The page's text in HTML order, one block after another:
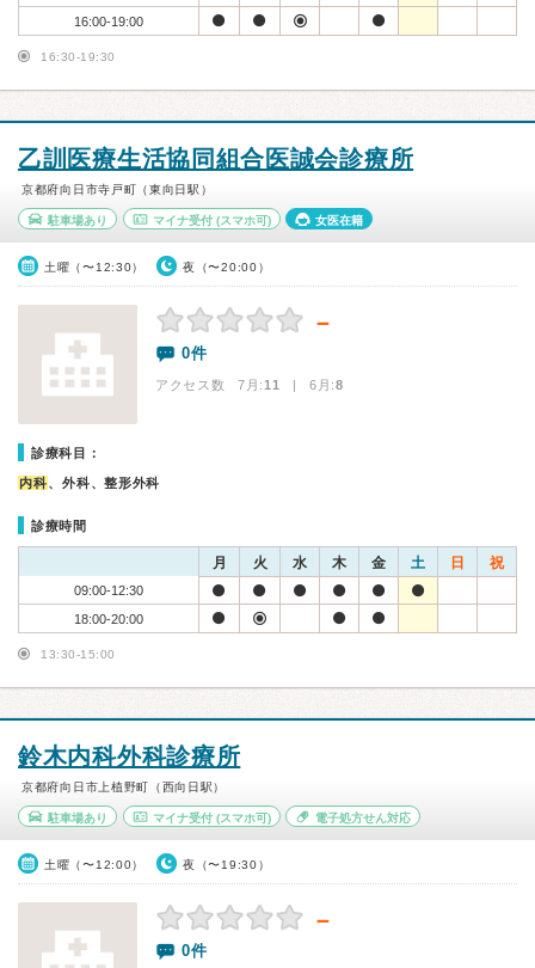
16:00-19:00
16:30-19:30
乙訓医療生活協同組合医誠会診療所
京都府向日市寺戸町（東向日駅）
駐車場あり マイナ受付(スマホ可) 女医在籍
土曜（〜12:30） 夜（〜20:00）
－
0件
アクセス数 7月:11 | 6月:8
診療科目：
内科、外科、整形外科
診療時間
月 火 水 木 金 土 日 祝
09:00-12:30
18:00-20:00
13:30-15:00
鈴木内科外科診療所
京都府向日市上植野町（西向日駅）
駐車場あり マイナ受付(スマホ可) 電子処方せん対応
土曜（〜12:00） 夜（〜19:30）
－
0件